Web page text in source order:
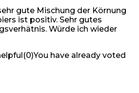
gute Mischung der Körnung
ist positiv. Sehr gutes
Würde ich wieder
(0)You have already voted